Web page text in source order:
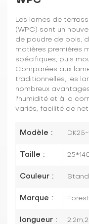
Les lames de
(WPC) sont un
de poudre de bois,
matières premières
spécifiques, puis
Comparées aux
traditionnelles, les
nombreux
l'humidité et à la
variés, facilité de
Modèle :
Taille :
Couleur :
Marque :
longueur :